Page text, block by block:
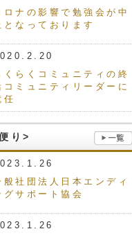
ロナの影響で勉強会が中
となっております
くらくコミュニティの終
コミュニティリーダーに
任
り>
般社団法人日本エンディ
グサポート協会